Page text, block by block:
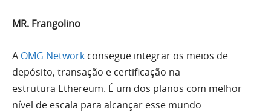
MR. Frangolino
A OMG Network consegue integrar os meios de
depósito, transação e certificação na
estrutura Ethereum. É um dos planos com melhor
nível de escala para alcançar esse mundo